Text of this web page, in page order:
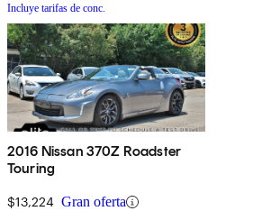
Incluye tarifas de conc.
2016 Nissan 370Z Roadster
Touring
$13,224 Gran oferta